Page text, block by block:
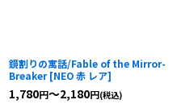
鏡割りの寓話/Fable of the Mirror-
Breaker [NEO 赤 レア]
1,780円～2,180円(税込)